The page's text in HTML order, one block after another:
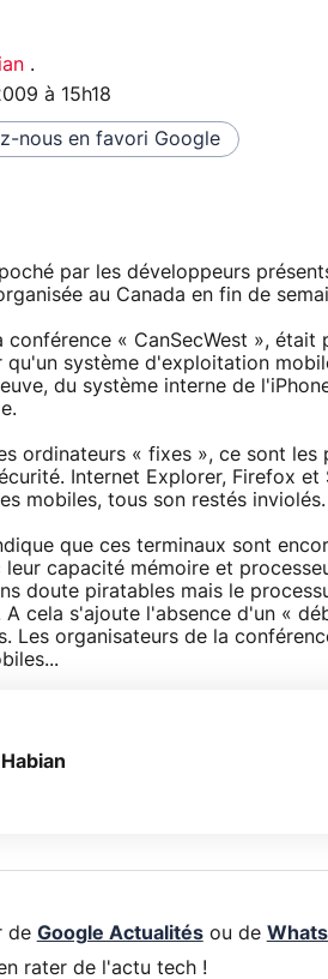
.
à 15h18
nous en favori Google
par les développeurs
au Canada en fin de
« CanSecWest », était
système d'exploitation
du système interne de
ordinateurs « fixes », ce sont
Internet Explorer, Firefox
mobiles, tous son restés inviolés.
que ces terminaux sont
capacité mémoire et
doute piratables mais le
cela s'ajoute l'absence d'un «
Les organisateurs de la
de Google Actualitésou de
rater de l'actu tech !